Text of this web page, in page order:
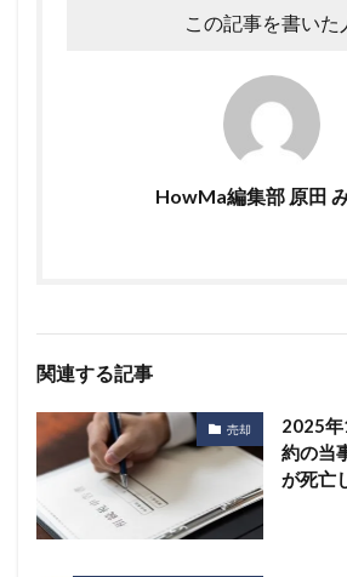
この記事を書いた
HowMa編集部 原田
関連する記事
売却
2025年
約の当
が死亡